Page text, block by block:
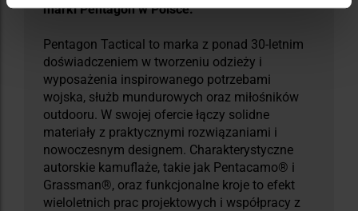
marki Pentagon w Polsce.
Pentagon Tactical to marka z ponad 30-letnim
doświadczeniem w tworzeniu odzieży i
wyposażenia inspirowanego potrzebami
wojska, służb mundurowych oraz miłośników
outdooru. W swojej ofercie łączy solidne
materiały z praktycznymi rozwiązaniami i
nowoczesnym designem. Charakterystyczne
autorskie kamuflaże, takie jak Pentacamo® i
Grassman®, oraz funkcjonalne kroje to efekt
wieloletnich prac projektowych i współpracy z